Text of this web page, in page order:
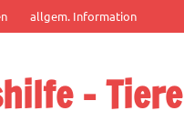
allgem. Information
–